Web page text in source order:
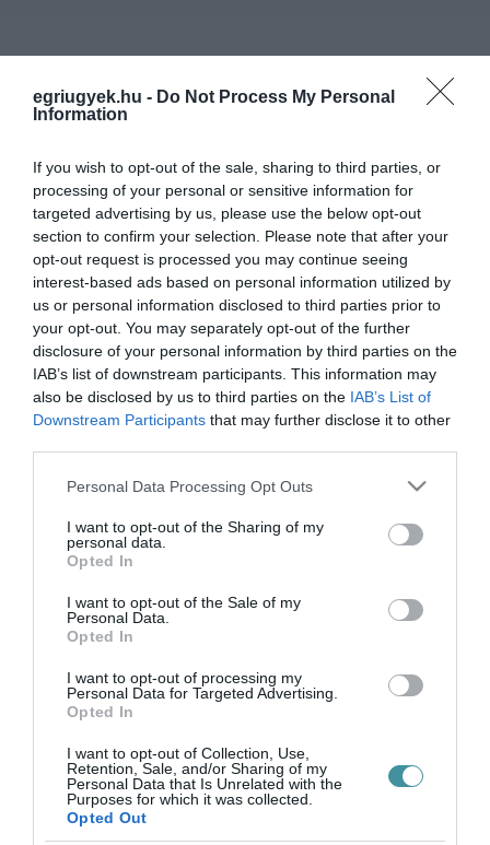
egriugyek.hu - Do Not Process My Personal
Information
If you wish to opt-out of the sale, sharing to third parties, or
processing of your personal or sensitive information for
targeted advertising by us, please use the below opt-out
section to confirm your selection. Please note that after your
opt-out request is processed you may continue seeing
interest-based ads based on personal information utilized by
us or personal information disclosed to third parties prior to
your opt-out. You may separately opt-out of the further
disclosure of your personal information by third parties on the
IAB’s list of downstream participants. This information may
also be disclosed by us to third parties on the IAB’s List of
Downstream Participants that may further disclose it to other
Please note that this website/app uses one or more Google
not limited to your visit or usage behaviour. You may click to
grant or deny consent to Google and its third-party tags to
use your data for below specified purposes in below Google
consent section.
Personal Data Processing Opt Outs
I want to opt-out of the Sharing of my
personal data.
Opted In
I want to opt-out of the Sale of my
Personal Data.
Opted In
I want to opt-out of processing my
Personal Data for Targeted Advertising.
Opted In
I want to opt-out of Collection, Use,
Retention, Sale, and/or Sharing of my
Personal Data that Is Unrelated with the
Purposes for which it was collected.
Opted Out
halloween
ÚJRA VERSENYEZNEK A TÖKLÁMPÁSOK FELNÉMETEN
2021. október 19|Eger ügye
Idén ősszel harmadik alkalommal rendeznek töklámpás kiállítást
Felnémeten. Eljött az ideje, hogy a szürke őszi hétköznapokat
fénnyel töltsük meg! Hagyományőrző szándékkal, közös alkotásra
inv...
MELYIK A LEGJOBB A FELNÉMETEN KIÁLLÍTOTT TÖKLÁMPÁSOK
KÖZÜL? SZOMBATIG LEHET SZAVAZNI!
2021. október 27
Eger ügye
Ahogy azt portálunk is megírta, idén is rendeznek töklámpás
alkotásokat egy z...
FELNÉMETI TÖKLÁMPÁSFARAGÓ-VERSENY: ÍME A DÍJAZOTTAK
(FOTÓK)
Felnémeten idén is versenyeztek a töklámpások, immár
harmadik alkalommal. A kifaragott lámpásokat a Gyöngyvirág
alkotásokat egy zsűri (...
2021. november 02|Eger ügye
Az amerikából induló hagyomány idehaza is egyre elterjedtebb.
Az egri gyerekek is izgatottan bújtak jelmezbe, majd végigjárták